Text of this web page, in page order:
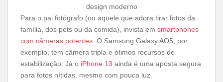
design moderno
Para o pai fotógrafo (ou aquele que adora tirar fotos da
família, dos pets ou da comida), invista em smartphones
com câmeras potentes . O Samsung Galaxy AO5, por
exemplo, tem câmera tripla e ótimos recursos de
estabilização. Já o iPhone 13 ainda é uma aposta segura
para fotos nítidas, mesmo com pouca luz.